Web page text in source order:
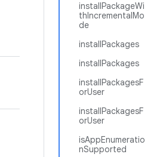
installPackageWi
thIncrementalMo
de
installPackages
installPackages
installPackagesF
orUser
installPackagesF
orUser
isAppEnumeratio
nSupported